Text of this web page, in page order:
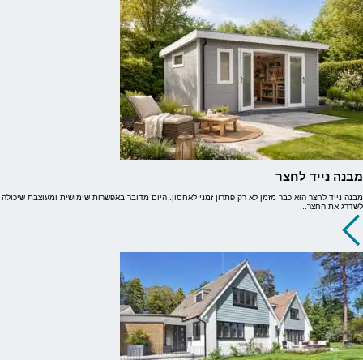
מבנה נייד לחצר
מבנה נייד לחצר הוא כבר מזמן לא רק פתרון זמני לאחסון. היום מדובר באפשרות שימושית ומעוצבת שיכולה
לשדרג את החצר...